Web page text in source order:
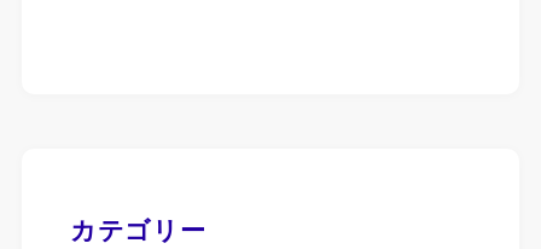
カテゴリー